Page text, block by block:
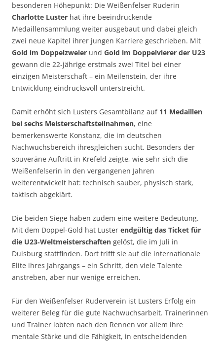
besonderen Höhepunkt: Die Weißenfelser Ruderin
Charlotte Luster hat ihre beeindruckende
Medaillensammlung weiter ausgebaut und dabei gleich
zwei neue Kapitel ihrer jungen Karriere geschrieben. Mit
Gold im Doppelzweier und Gold im Doppelvierer der U23
gewann die 22‑jährige erstmals zwei Titel bei einer
einzigen Meisterschaft – ein Meilenstein, der ihre
Entwicklung eindrucksvoll unterstreicht.
Damit erhöht sich Lusters Gesamtbilanz auf 11 Medaillen
bei sechs Meisterschaftsteilnahmen, eine
bemerkenswerte Konstanz, die im deutschen
Nachwuchsbereich ihresgleichen sucht. Besonders der
souveräne Auftritt in Krefeld zeigte, wie sehr sich die
Weißenfelserin in den vergangenen Jahren
weiterentwickelt hat: technisch sauber, physisch stark,
taktisch abgeklärt.
Die beiden Siege haben zudem eine weitere Bedeutung.
Mit dem Doppel‑Gold hat Luster endgültig das Ticket für
die U23‑Weltmeisterschaften gelöst, die im Juli in
Duisburg stattfinden. Dort trifft sie auf die internationale
Elite ihres Jahrgangs – ein Schritt, den viele Talente
anstreben, aber nur wenige erreichen.
Für den Weißenfelser Ruderverein ist Lusters Erfolg ein
weiterer Beleg für die gute Nachwuchsarbeit. Trainerinnen
und Trainer lobten nach den Rennen vor allem ihre
mentale Stärke und die Fähigkeit, in entscheidenden